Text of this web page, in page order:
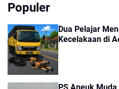
Populer
Dua Pelajar
Kecelakaan di